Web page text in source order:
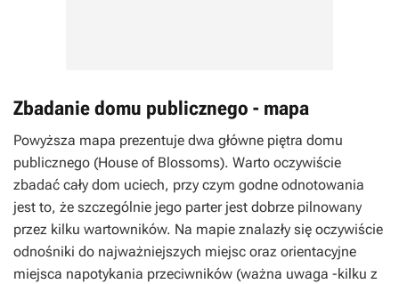
Zbadanie domu publicznego - mapa
Powyższa mapa prezentuje dwa główne piętra domu
publicznego (House of Blossoms). Warto oczywiście
zbadać cały dom uciech, przy czym godne odnotowania
jest to, że szczególnie jego parter jest dobrze pilnowany
przez kilku wartowników. Na mapie znalazły się oczywiście
odnośniki do najważniejszych miejsc oraz orientacyjne
miejsca napotykania przeciwników (ważna uwaga -kilku z